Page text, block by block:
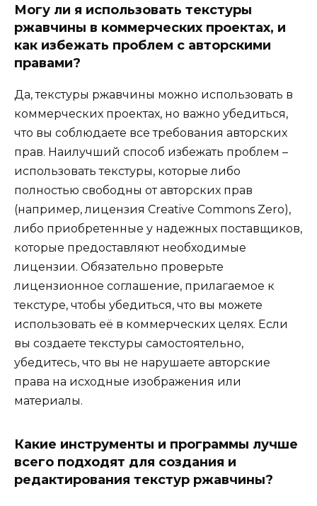
Могу ли я использовать текстуры
ржавчины в коммерческих проектах, и
как избежать проблем с авторскими
правами?
Да, текстуры ржавчины можно использовать в
коммерческих проектах, но важно убедиться,
что вы соблюдаете все требования авторских
прав. Наилучший способ избежать проблем –
использовать текстуры, которые либо
полностью свободны от авторских прав
(например, лицензия Creative Commons Zero),
либо приобретенные у надежных поставщиков,
которые предоставляют необходимые
лицензии. Обязательно проверьте
лицензионное соглашение, прилагаемое к
текстуре, чтобы убедиться, что вы можете
использовать её в коммерческих целях. Если
вы создаете текстуры самостоятельно,
убедитесь, что вы не нарушаете авторские
права на исходные изображения или
материалы.
Какие инструменты и программы лучше
всего подходят для создания и
редактирования текстур ржавчины?